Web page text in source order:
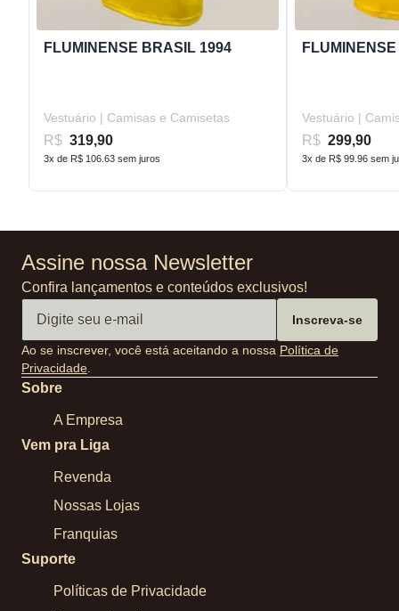
FLUMINENSE BRASIL 1994
Vestuário | Camisas e Camisetas
R$ 319,90
3x de R$ 106.63 sem juros
Vestuário |
R$ 299,90
3x de R$ 99.96 sem
Assine nossa Newsletter
Confira lançamentos e conteúdos exclusivos!
Inscreva-se
Ao se inscrever, você está aceitando a nossa Política de
Privacidade
Sobre
A Empresa
Vem pra Liga
Revenda
Nossas Lojas
Franquias
Suporte
Políticas de Privacidade